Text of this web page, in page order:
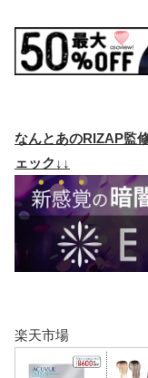
なんとあのRIZAP監
ェック↓↓
楽天市場